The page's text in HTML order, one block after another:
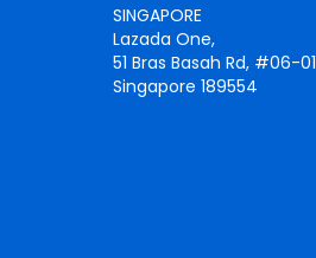
SINGAPORE
Lazada One,
51 Bras Basah Rd, #06-01
Singapore 189554